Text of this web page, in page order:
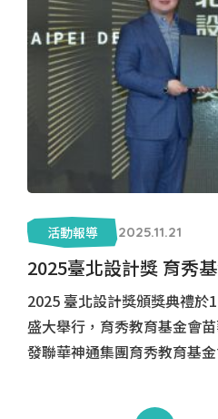
活動報導 2025.11.21
2025 臺北設計獎頒獎典禮於
盛大舉行，育秀教育基金會
發聯華神通集團育秀教育基